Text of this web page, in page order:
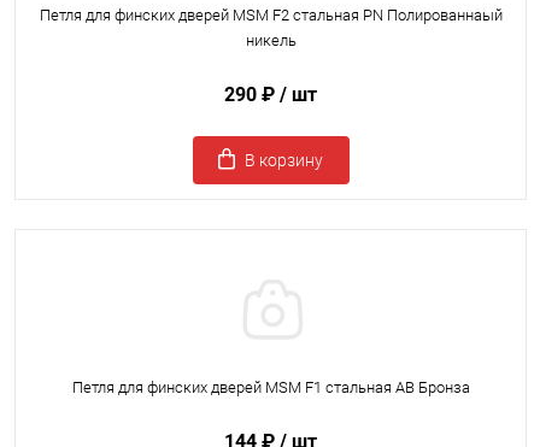
Петля для финских дверей MSM F2 стальная PN Полированнаый
никель
290 ₽ / шт
В корзину
Петля для финских дверей MSM F1 стальная AB Бронза
144 ₽ / шт